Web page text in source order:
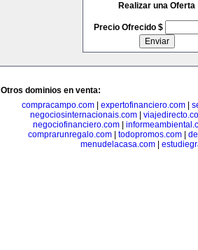
Realizar una Oferta
Precio Ofrecido $
Otros dominios en venta:
compracampo.com| expertofinanciero.com|
negociosinternacionais.com
negociofinanciero.com
comprarunregalo.com| todopromos.com|
menudelacasa.com